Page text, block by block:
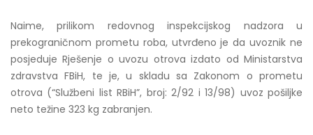
Naime, prilikom redovnog inspekcijskog nadzora u
prekograničnom prometu roba, utvrđeno je da uvoznik ne
posjeduje Rješenje o uvozu otrova izdato od Ministarstva
zdravstva FBiH, te je, u skladu sa Zakonom o prometu
otrova (“Službeni list RBiH”, broj: 2/92 i 13/98) uvoz pošiljke
neto težine 323 kg zabranjen.